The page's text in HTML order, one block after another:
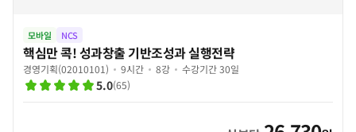
모바일 NCS
핵심만 콕! 성과창출 기반조성과 실행전략
경영기획(02010101) 9시간 8강 수강기간 30일
5.0(65)